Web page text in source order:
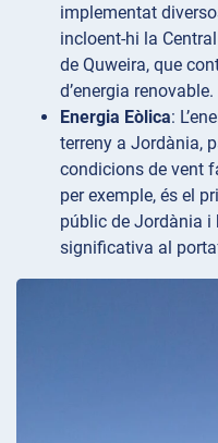
implementat
incloent-hi la
de Quweira, que
d’energia renovable.
Energia Eòlica:
terreny a Jordània,
condicions de vent
per exemple, és el
públic de Jordània
significativa al